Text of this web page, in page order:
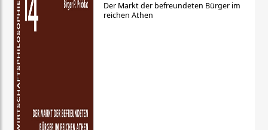
Der Markt der befreundeten Bürger im
reichen Athen